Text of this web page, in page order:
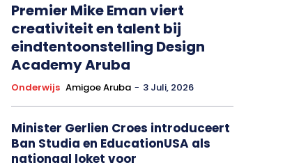
Premier Mike Eman viert
creativiteit en talent bij
eindtentoonstelling Design
Academy Aruba
Onderwijs Amigoe Aruba - 3 Juli, 2026
Minister Gerlien Croes introduceert
Ban Studia en EducationUSA als
nationaal loket voor